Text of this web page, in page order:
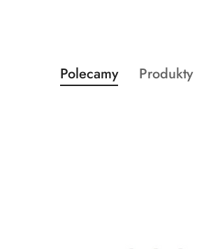
Pomiń karuzelę produktów
Produkty
o
Polecamy
Produkty